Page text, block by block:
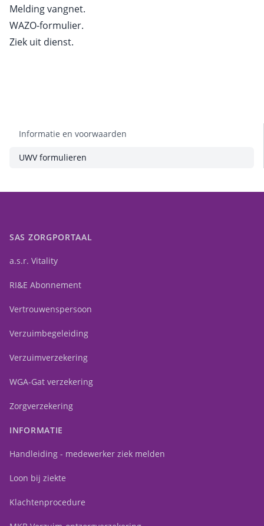
Melding vangnet.
WAZO-formulier.
Ziek uit dienst.
Informatie en voorwaarden
UWV formulieren
SAS ZORGPORTAAL
a.s.r. Vitality
RI&E Abonnement
Vertrouwenspersoon
Verzuimbegeleiding
Verzuimverzekering
WGA-Gat verzekering
Zorgverzekering
INFORMATIE
Handleiding - medewerker ziek melden
Loon bij ziekte
Klachtenprocedure